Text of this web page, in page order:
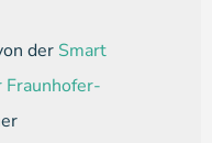
der Smart
Fraunhofer-